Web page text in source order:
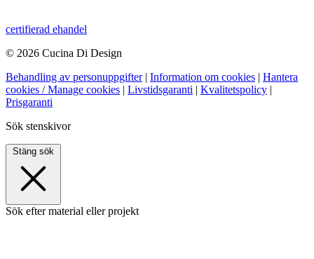
certifierad ehandel
© 2026 Cucina Di Design
Behandling av personuppgifter | Information om cookies | Hantera
cookies / Manage cookies | Livstidsgaranti | Kvalitetspolicy |
Prisgaranti
Sök stenskivor
Stäng sök
Sök efter material eller projekt